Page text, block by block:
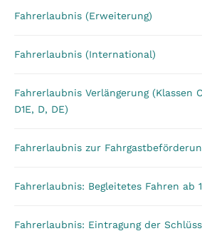
Fahrerlaubnis (Erweiterung)
Fahrerlaubnis (International)
Fahrerlaubnis Verlängerung (Klassen
D1E, D, DE)
Fahrerlaubnis zur
Fahrerlaubnis: Begleitetes Fahren ab
Fahrerlaubnis: Eintragung der